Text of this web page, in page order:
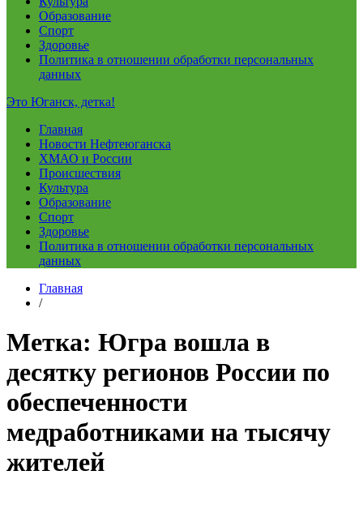
Образование
Спорт
Здоровье
Политика в отношении обработки персональных
данных
Это Юганск, детка!
Главная
Новости Нефтеюганска
ХМАО и России
Происшествия
Культура
Образование
Спорт
Здоровье
Политика в отношении обработки персональных
данных
Главная
/
Метка: Югра вошла в
десятку регионов России по
обеспеченности
медработниками на тысячу
жителей